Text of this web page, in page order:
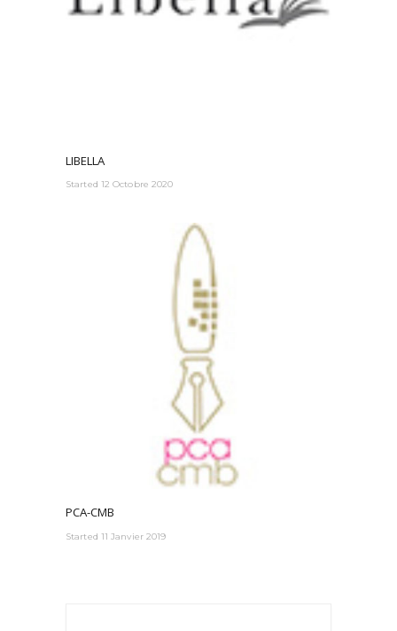
LIBELLA
Started 12 Octobre 2020
PCA-CMB
Started 11 Janvier 2019